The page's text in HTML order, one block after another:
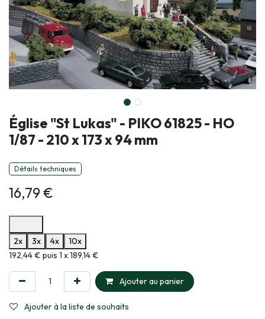
Église "St Lukas" - PIKO 61825 - HO
1/87 - 210 x 173 x 94 mm
Détails techniques
16,79€
2x
3x 4x
10x
Informations sur le plan de paiement sélectionné
192,44 € puis 1 x 189,14 €
Ajouter au panier
Ajouter à la liste de souhaits